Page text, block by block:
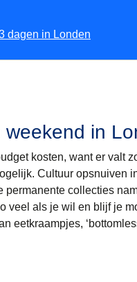
dagen in Londen
in
kosten, want er valt
Cultuur opsnuiven
collecties
veel als je wil en blijf je
eetkraampjes,